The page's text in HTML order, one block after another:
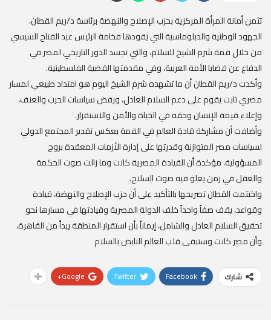
تثمن أمانة المرأة المركزية بحزب الإصلاح والنهضة برئاسة د/ريم القطان،
الجهود الوطنية والدبلوماسية التي يقودها فخامة الرئيس عبد الفتاح السيسي
من خلال قمة شرم الشيخ للسلام، والتي تجسد الدور التاريخي لمصر في
الدفاع عن قضايا الأمة العربية، وفي مقدمتها القضية الفلسطينية.
وأكدت د/ريم القطان أن ما تشهده شرم الشيخ اليوم هو امتداد طبيعي لمسار
مصري ثابت يقوم على دعم السلام العادل، ورفض سياسات الحرب والعنف،
وإعلاء قيمة الإنسان وحقه في الحياة والأمن والاستقرار.
وأضافت أن مشاركة قادة العالم في القمة يعكس تقدير المجتمع الدولي
لسياسات مصر المتوازنة وقدرتها على إدارة الأزمات المعقدة بروح
المسؤولية، مؤكدة أن القيادة المصرية كانت وما زالت صوت الحكمة
والعقل في زمن يعلو فيه صوت السلاح.
واختتمت القطان تصريحها بالتأكيد على أن حزب الإصلاح والنهضة، قيادة
وقواعد، يقف صفاً واحداً خلف الدولة المصرية وقيادتها في مسارها نحو
تحقيق السلام العادل والشامل، إيماناً بأن استقرار المنطقة يبدأ من القاهرة،
وأن مصر كانت وستبقى قلب العالم النابض بالسلام
شارك Facebook
Twitter
Google+